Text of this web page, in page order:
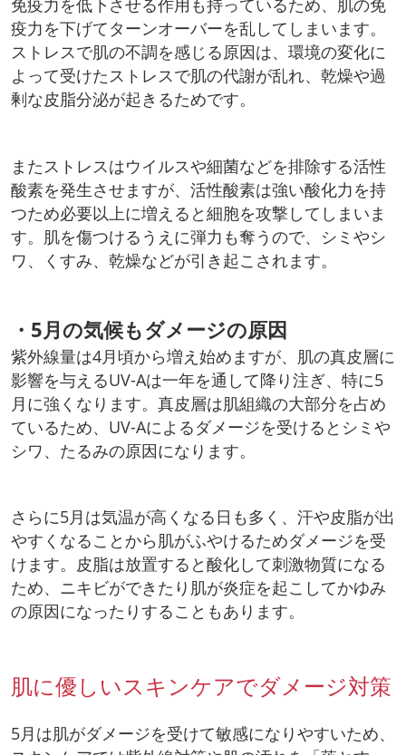
免疫力を低下させる作用も持っているため、肌の免
疫力を下げてターンオーバーを乱してしまいます。
ストレスで肌の不調を感じる原因は、環境の変化に
よって受けたストレスで肌の代謝が乱れ、乾燥や過
剰な皮脂分泌が起きるためです。
またストレスはウイルスや細菌などを排除する活性
酸素を発生させますが、活性酸素は強い酸化力を持
つため必要以上に増えると細胞を攻撃してしまいま
す。肌を傷つけるうえに弾力も奪うので、シミやシ
ワ、くすみ、乾燥などが引き起こされます。
・5月の気候もダメージの原因
紫外線量は4月頃から増え始めますが、肌の真皮層に
影響を与えるUV-Aは一年を通して降り注ぎ、特に5
月に強くなります。真皮層は肌組織の大部分を占め
ているため、UV-Aによるダメージを受けるとシミや
シワ、たるみの原因になります。
さらに5月は気温が高くなる日も多く、汗や皮脂が出
やすくなることから肌がふやけるためダメージを受
けます。皮脂は放置すると酸化して刺激物質になる
ため、ニキビができたり肌が炎症を起こしてかゆみ
の原因になったりすることもあります。
肌に優しいスキンケアでダメージ対策
5月は肌がダメージを受けて敏感になりやすいため、